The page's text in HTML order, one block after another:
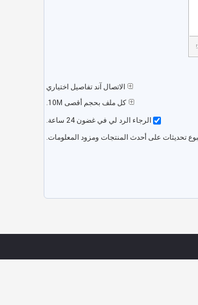
الاتصال آند تفاصيل اختياري
كل ملف بحجم أقصى 10M.
الرجاء الرد لي في غضون 24 ساعة.
تحديثات على أحدث المنتجات ومزود المعلومات.